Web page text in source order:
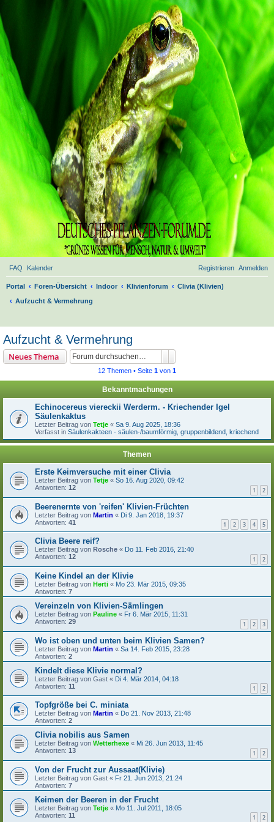
FAQ Kalender Anmelden
Registrieren
Portal Foren-Übersicht Indoor Klivienforum
Clivia (Klivien)
Aufzucht & Vermehrung
Aufzucht & Vermehrung
Neues Thema
12 Themen • Seite 1 von 1
Bekanntmachungen
Echinocereus viereckii Werderm. - Kriechender Igel
Säulenkaktus
Letzter Beitrag von Tetje « Sa 9. Aug 2025, 18:36
Verfasst in Säulenkakteen - säulen-/baumförmig, gruppenbildend, kriechend
Themen
Erste Keimversuche mit einer Clivia
Letzter Beitrag von Tetje « So 16. Aug 2020, 09:42
Antworten: 12 1 2
Beerenernte von 'reifen' Klivien-Früchten
Letzter Beitrag von Martin « Di 9. Jan 2018, 19:37
Antworten: 41 1 2 3 4 5
Clivia Beere reif?
Letzter Beitrag von Rosche « Do 11. Feb 2016, 21:40
Antworten: 12 1 2
Keine Kindel an der Klivie
Letzter Beitrag von Herti « Mo 23. Mär 2015, 09:35
Antworten: 7
Vereinzeln von Klivien-Sämlingen
Letzter Beitrag von Pauline « Fr 6. Mär 2015, 11:31
Antworten: 29 1 2 3
Wo ist oben und unten beim Klivien Samen?
Letzter Beitrag von Martin « Sa 14. Feb 2015, 23:28
Antworten: 2
Kindelt diese Klivie normal?
Letzter Beitrag von Gast « Di 4. Mär 2014, 04:18
Antworten: 11 1 2
Topfgröße bei C. miniata
Letzter Beitrag von Martin « Do 21. Nov 2013, 21:48
Antworten: 2
Clivia nobilis aus Samen
Letzter Beitrag von Wetterhexe « Mi 26. Jun 2013, 11:45
Antworten: 13 1 2
Von der Frucht zur Aussaat(Klivie)
Letzter Beitrag von Gast « Fr 21. Jun 2013, 21:24
Antworten: 7
Keimen der Beeren in der Frucht
Letzter Beitrag von Tetje « Mo 11. Jul 2011, 18:05
Antworten: 11 1 2